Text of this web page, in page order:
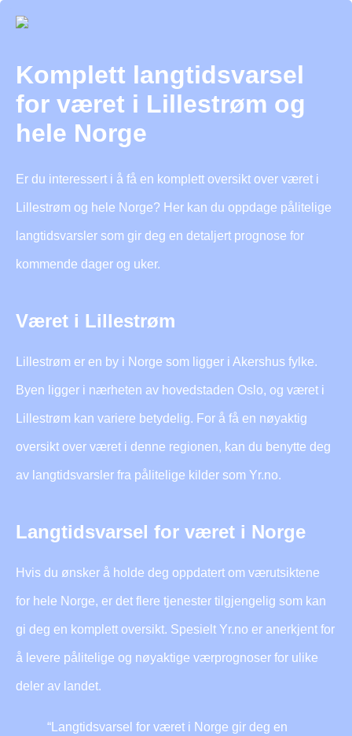
Komplett langtidsvarsel
for været i Lillestrøm og
hele Norge
Er du interessert i å få en komplett oversikt over været i
Lillestrøm og hele Norge? Her kan du oppdage pålitelige
langtidsvarsler som gir deg en detaljert prognose for
kommende dager og uker.
Været i Lillestrøm
Lillestrøm er en by i Norge som ligger i Akershus fylke.
Byen ligger i nærheten av hovedstaden Oslo, og været i
Lillestrøm kan variere betydelig. For å få en nøyaktig
oversikt over været i denne regionen, kan du benytte deg
av langtidsvarsler fra pålitelige kilder som Yr.no.
Langtidsvarsel for været i Norge
Hvis du ønsker å holde deg oppdatert om værutsiktene
for hele Norge, er det flere tjenester tilgjengelig som kan
gi deg en komplett oversikt. Spesielt Yr.no er anerkjent for
å levere pålitelige og nøyaktige værprognoser for ulike
deler av landet.
“Langtidsvarsel for været i Norge gir deg en